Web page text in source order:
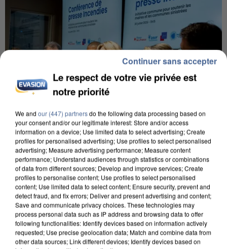
INCENDIES : L’ÎLE-DE-FRANCE LANCE UN ÉLAN
DE SOLIDARITÉ AVEC LES...
Le respect de votre vie privée est
notre priorité
We and our (447) partnersdo the following data processing based on
your consent and/or our legitimate interest: Store and/or access
information on a device; Use limited data to select advertising; Create
profiles for personalised advertising; Use profiles to select personalised
advertising; Measure advertising performance; Measure content
performance; Understand audiences through statistics or combinations
of data from different sources; Develop and improve services; Create
profiles to personalise content; Use profiles to select personalised
content; Use limited data to select content; Ensure security, prevent and
detect fraud, and fix errors; Deliver and present advertising and content;
Save and communicate privacy choices. These technologies may
process personal data such as IP address and browsing data to offer
following functionalities: Identify devices based on information actively
requested; Use precise geolocation data; Match and combine data from
other data sources; Link different devices; Identify devices based on
Continuer sans accepter